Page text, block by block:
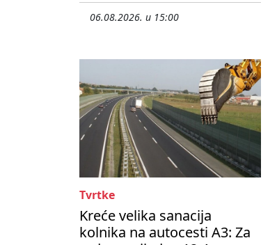
06.08.2026. u 15:00
Tvrtke
Kreće velika sanacija
kolnika na autocesti A3: Za